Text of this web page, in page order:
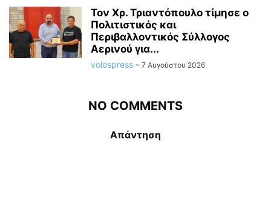
Τον Χρ. Τριαντόπουλο τίμησε ο
Πολιτιστικός και
Περιβαλλοντικός Σύλλογος
Αερινού για...
volospress - 7 Αυγούστου 2026
NO COMMENTS
Απάντηση